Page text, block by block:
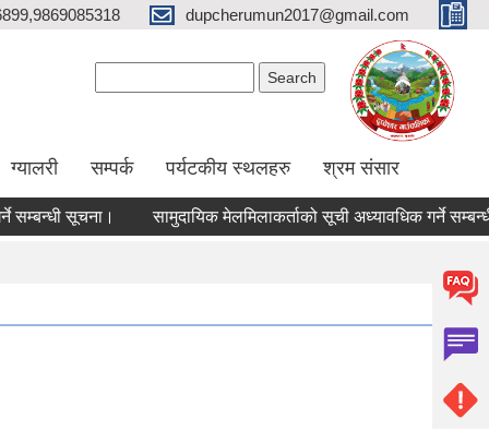
dupcherumun2017@gmail.com
ग्यालरी सम्पर्क पर्यटकीय स्थलहरु श्रम संसार
सूचना। सामुदायिक मेलमिलाकर्ताको सूची अध्यावधिक गर्ने सम्बन्धी सूचना